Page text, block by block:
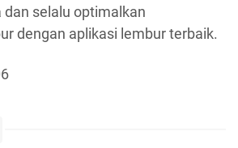
dan selalu optimalkan
dengan aplikasi lembur terbaik.